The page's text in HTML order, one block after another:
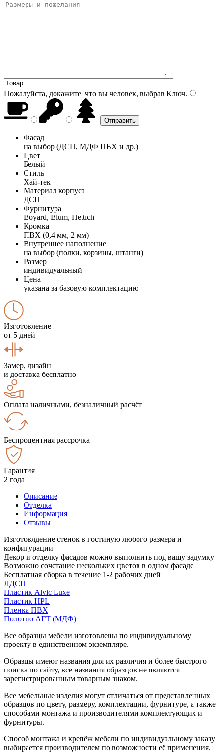
Пожалуйста, докажите, что вы человек, выбрав Ключ.
Фасад
на выбор (ДСП, МДФ ПВХ и др.)
Цвет
Белый
Стиль
Хай-тек
Материал корпуса
ДСП
Фурнитура
Boyard, Blum, Hettich
Кромка
ПВХ (0,4 мм, 2 мм)
Внутреннее наполнение
на выбор (полки, корзины, штанги)
Размер
индивидуальный
Цена
указана за базовую комплектацию
Изготовление
от 5 дней
Замер, дизайн
и доставка бесплатно
Оплата наличными, безналичный расчёт
Беспроцентная рассрочка
Гарантия
2 года
Описание
Отделка
Информация
Отзывы
Изготовлдение стенок в гостиную любого размера и
конфигурации
Декор и отделку фасадов можно выполнить под вашу задумку
Возможно сочетание нескольких цветов в одном фасаде
Бесплатная сборка в течение 1-2 рабочих дней
ЛДСП
Пластик Alvic Luxe
Пластик HPL
Пленка ПВХ
Полотно АГТ (МДФ)
Все образцы мебели изготовлены по индивидуальному
проекту в единственном экземпляре.
Образцы имеют названия для их различия и более быстрого
поиска по сайту, все названия образцов не являются
зарегистрированным товарным знаком.
Все мебельные изделия могут отличаться от представленных
образцов по цвету, размеру, комплектации, фурнитуре, а также
способами монтажа и производителями комплектующих и
фурнитуры.
Способ монтажа и крепёж мебели по индивидуальному заказу
выбирается производителем по возможности её применения.